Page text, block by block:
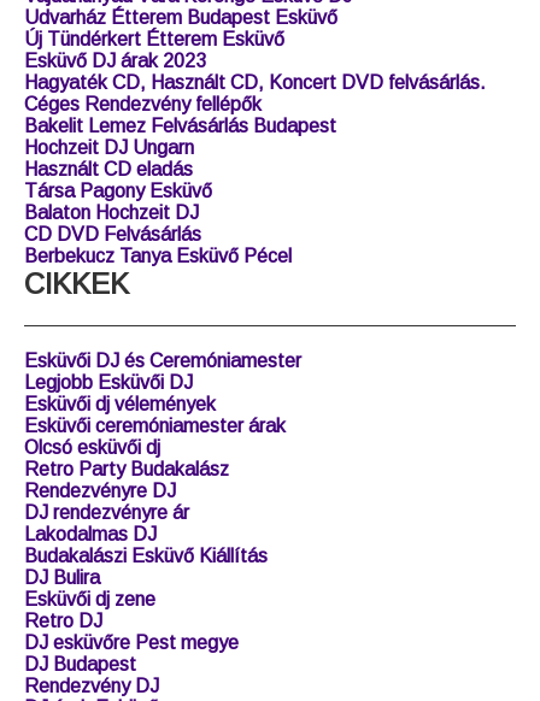
Udvarház Étterem Budapest Esküvő
Új Tündérkert Étterem Esküvő
Esküvő DJ árak 2023
Hagyaték CD, Használt CD, Koncert DVD felvásárlás.
Céges Rendezvény fellépők
Bakelit Lemez Felvásárlás Budapest
Hochzeit DJ Ungarn
Használt CD eladás
Társa Pagony Esküvő
Balaton Hochzeit DJ
CD DVD Felvásárlás
Berbekucz Tanya Esküvő Pécel
CIKKEK
Esküvői DJ és Ceremóniamester
Legjobb Esküvői DJ
Esküvői dj vélemények
Esküvői ceremóniamester árak
Olcsó esküvői dj
Retro Party Budakalász
Rendezvényre DJ
DJ rendezvényre ár
Lakodalmas DJ
Budakalászi Esküvő Kiállítás
DJ Bulira
Esküvői dj zene
Retro DJ
DJ esküvőre Pest megye
DJ Budapest
Rendezvény DJ